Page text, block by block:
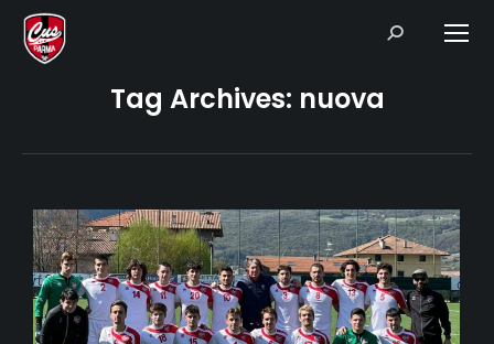
Search:
Tag Archives: nuova